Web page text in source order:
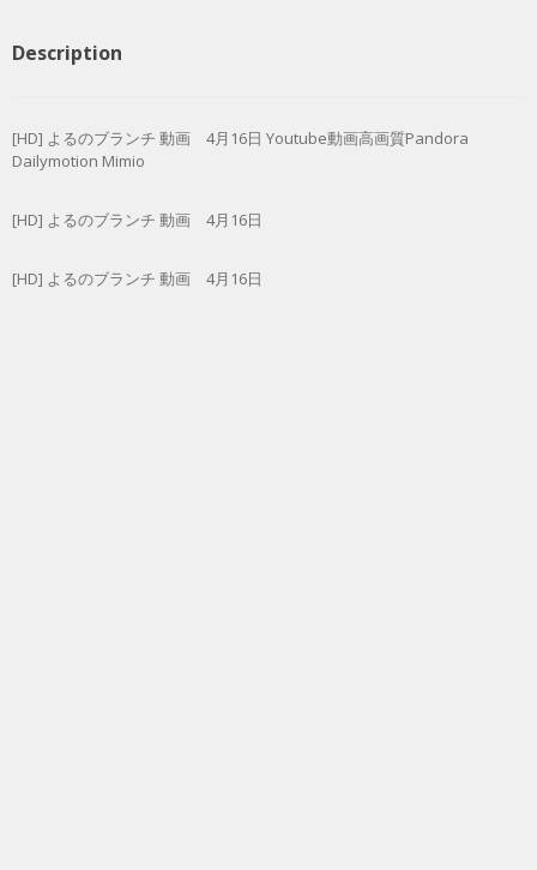
Description
[HD] よるのブランチ 動画 4月16日 Youtube動画高画質Pandora
Dailymotion Mimio
[HD] よるのブランチ 動画 4月16日
[HD] よるのブランチ 動画 4月16日